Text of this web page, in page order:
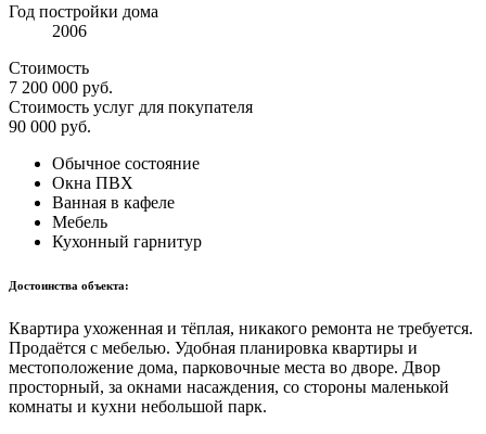
Год постройки дома
2006
Стоимость
7 200 000 руб.
Стоимость услуг для покупателя
90 000 руб.
Обычное состояние
Окна ПВХ
Ванная в кафеле
Мебель
Кухонный гарнитур
Достоинства объекта:
Квартира ухоженная и тёплая, никакого ремонта не требуется.
Продаётся с мебелью. Удобная планировка квартиры и
местоположение дома, парковочные места во дворе. Двор
просторный, за окнами насаждения, со стороны маленькой
комнаты и кухни небольшой парк.